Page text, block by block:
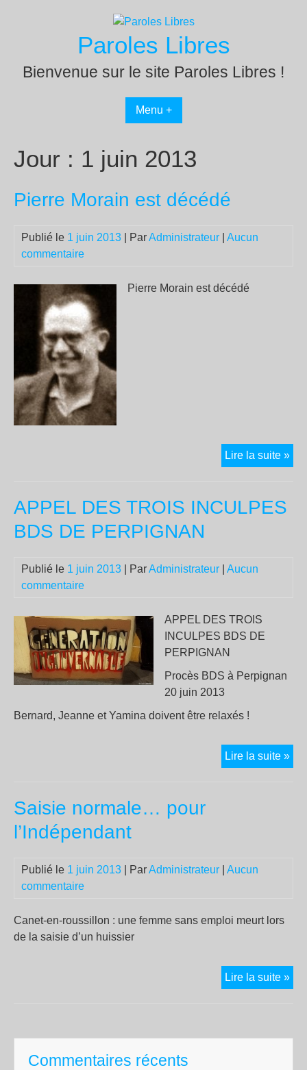
Paroles Libres
Bienvenue sur le site Paroles Libres !
Menu +
Jour : 1 juin 2013
Pierre Morain est décédé
Publié le 1 juin 2013 | ParAdministrateur
Aucun
commentaire
Pierre Morain est décédé
Lire la suite »
APPEL DES TROIS INCULPES
BDS DE PERPIGNAN
Publié le 1 juin 2013 | ParAdministrateur
Aucun
commentaire
APPEL DES TROIS
INCULPES BDS DE
PERPIGNAN
Procès BDS à Perpignan
20 juin 2013
Bernard, Jeanne et Yamina doivent être relaxés !
Lire la suite »
Saisie normale… pour
l’Indépendant
Publié le 1 juin 2013 | ParAdministrateur
Aucun
commentaire
Canet-en-roussillon : une femme sans emploi meurt lors
de la saisie d’un huissier
Lire la suite »
Commentaires récents